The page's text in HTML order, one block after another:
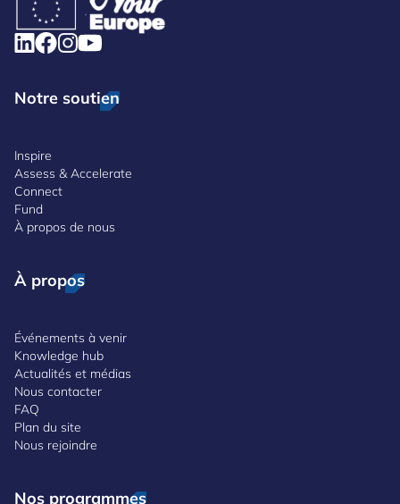
Notre soutien
Inspire
Assess & Accelerate
Connect
Fund
À propos de nous
À propos
Événements à venir
Knowledge hub
Actualités et médias
Nous contacter
FAQ
Plan du site
Nous rejoindre
Nos programmes